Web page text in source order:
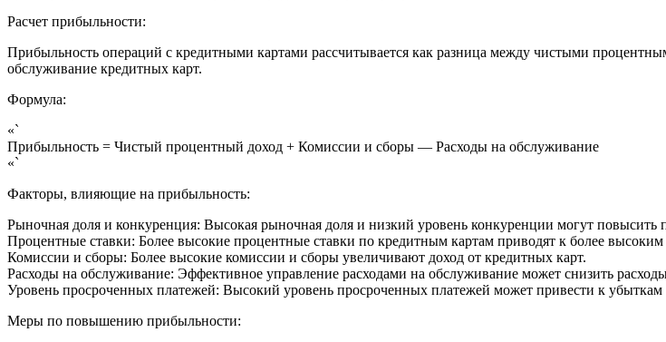
Расчет прибыльности:
Прибыльность операций с кредитными картами рассчитывается как разница между чистыми
обслуживание кредитных карт.
Формула:
«`
Прибыльность = Чистый процентный доход + Комиссии и сборы — Расходы на обслуживание
«`
Факторы, влияющие на прибыльность:
Рыночная доля и конкуренция: Высокая рыночная доля и низкий уровень конкуренции могут повысить
Процентные ставки: Более высокие процентные ставки по кредитным картам приводят к более
Комиссии и сборы: Более высокие комиссии и сборы увеличивают доход от кредитных карт.
Расходы на обслуживание: Эффективное управление расходами на обслуживание может снизить
Уровень просроченных платежей: Высокий уровень просроченных платежей может привести к убыткам
Меры по повышению прибыльности: